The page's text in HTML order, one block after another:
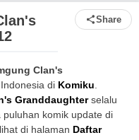
Share
Clan's
di Komiku.
Granddaughterselalu
komik update di
di halaman Daftar